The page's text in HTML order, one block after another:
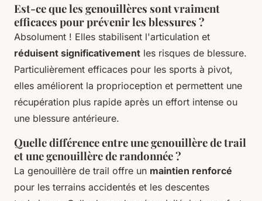
Est-ce que les genouillères sont vraiment
efficaces pour prévenir les blessures ?
Absolument ! Elles stabilisent l'articulation et
réduisent significativement les risques de blessure.
Particulièrement efficaces pour les sports à pivot,
elles améliorent la proprioception et permettent une
récupération plus rapide après un effort intense ou
une blessure antérieure.
Quelle différence entre une genouillère de trail
et une genouillère de randonnée ?
La genouillère de trail offre un maintien renforcé
pour les terrains accidentés et les descentes